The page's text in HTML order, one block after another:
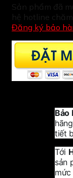
Sản phẩm đã
hệ hotline
Đăng ký bảo
Bảo
tiết
Tới
sản
mức